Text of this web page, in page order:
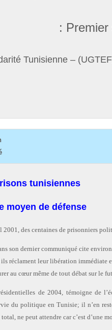
Premier
tunisiennes
de défense ! !
2001, des centaines de prisonniers
son dernier communiqué cite
réclament leur libération immédiate
au cœur même de tout débat sur le
de 2004, témoigne de
du politique en Tunisie; il n’en
ne peut attendre car c’est d’une